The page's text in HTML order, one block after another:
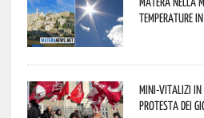
temperature
Mini-vitalizi in
protesta dei